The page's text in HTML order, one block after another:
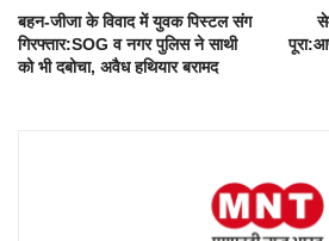
बहन-जीजा के विवाद में युवक पिस्टल संग
गिरफ्तार:SOG व नगर पुलिस ने साथी
को भी दबोचा, अवैध हथियार बरामद